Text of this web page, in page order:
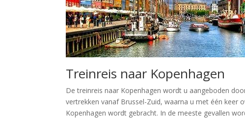
Treinreis naar Kopenhagen
De treinreis naar Kopenhagen wordt u aangeboden
vertrekken vanaf Brussel-Zuid, waarna u met één keer
Kopenhagen wordt gebracht. In de meeste gevallen